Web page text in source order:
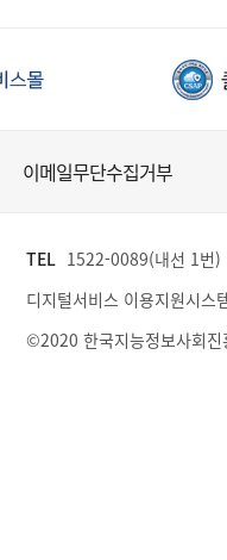
이메일무단수집거부
TEL 1522-0089(내선 1번
디지털서비스 이용지원시스
©2020 한국지능정보사회진